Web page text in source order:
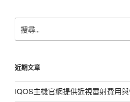
尋
字:
近期文章
IQOS主機官網提供近視雷射費用